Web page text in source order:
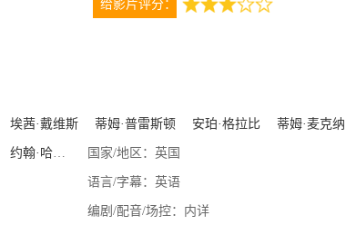
给影片评分：
埃茜·戴维斯 蒂姆·普雷斯顿 安珀·格拉比 蒂姆·麦克纳尼
约翰·哈德威克 凯特·休伊特
国家/地区： 英国
语言/字幕： 英语
编剧/配音/场控： 内详